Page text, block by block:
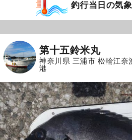
釣行当日の気
第十五鈴米丸
神奈川県 三浦市 松輪江奈
港